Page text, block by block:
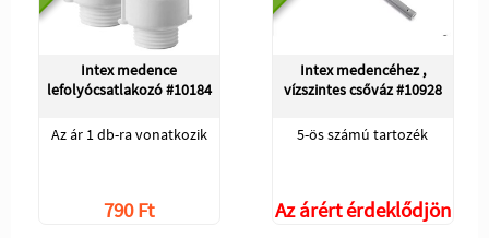
Intex medence
lefolyócsatlakozó #10184
Az ár 1 db-ra vonatkozik
790 Ft
Intex medencéhez ,
vízszintes csőváz #10928
5-ös számú tartozék
Az árért érdeklődjön